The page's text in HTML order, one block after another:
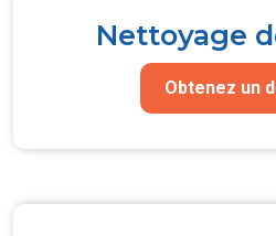
Nettoyage
Obtenez un